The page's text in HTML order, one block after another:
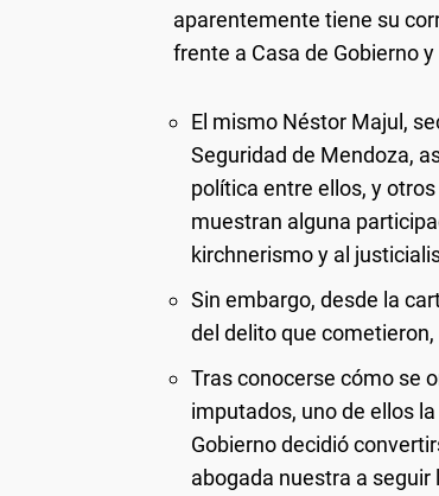
aparentemente tiene su
frente a Casa de Gobierno
El mismo Néstor Majul,
Seguridad de Mendoza,
política entre ellos, y
muestran alguna
kirchnerismo y al
Sin embargo, desde la
del delito que
Tras conocerse cómo se
imputados, uno de ellos
Gobierno decidió
abogada nuestra a